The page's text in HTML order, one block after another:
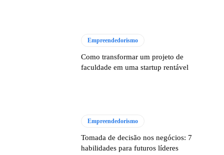
Empreendedorismo
Como transformar um projeto de
faculdade em uma startup rentável
Empreendedorismo
Tomada de decisão nos negócios: 7
habilidades para futuros líderes